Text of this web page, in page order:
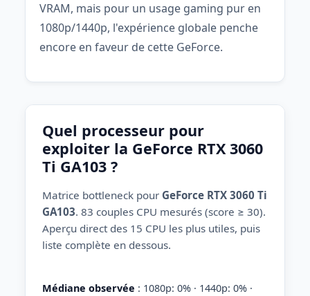
VRAM, mais pour un usage gaming pur en
1080p/1440p, l'expérience globale penche
encore en faveur de cette GeForce.
Quel processeur pour
exploiter la GeForce RTX 3060
Ti GA103 ?
Matrice bottleneck pour GeForce RTX 3060 Ti
GA103. 83 couples CPU mesurés (score ≥ 30).
Aperçu direct des 15 CPU les plus utiles, puis
liste complète en dessous.
Médiane observée : 1080p: 0% · 1440p: 0% ·